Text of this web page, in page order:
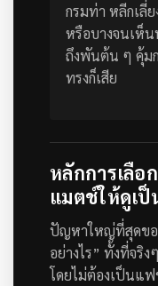
กรมท่า หลีกเลี่
หรือบางจนเห็น
ถึงพันต้น ๆ คุ้มก
ทรงก็เสีย
หลักการเลื
แมตช์ให้ดูเ
ปัญหาใหญ่ที่สุดขอ
อย่างไร” ทั้งที่จริ
โดยไม่ต้องเป็นแ